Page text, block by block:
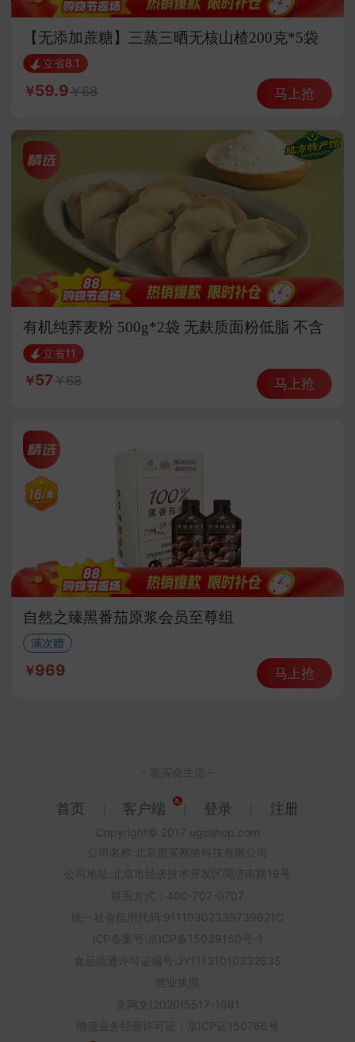
【无添加蔗糖】三蒸三晒无核山楂200克*5袋
立省8.1
59.9 68 马上抢
有机纯荞麦粉 500g*2袋 无麸质面粉低脂 不含
糖烘焙饺子
立省11
57 68 马上抢
自然之臻黑番茄原浆会员至尊组
满次赠
969 马上抢
- 惠买会生活 -
首页 客户端 登录 注册
Copyright© 2017 ugoshop.com
公司名称:北京惠买网络科技有限公司
公司地址:北京市经济技术开发区同济南路19号
联系方式：400-707-0707
统一社会信用代码:91110302339739621C
ICP备案号:京ICP备15039150号-1
食品流通许可证编号:JY11131010332635
营业执照
京网文(2020)5517-1081
增值业务经营许可证：京ICP证150766号